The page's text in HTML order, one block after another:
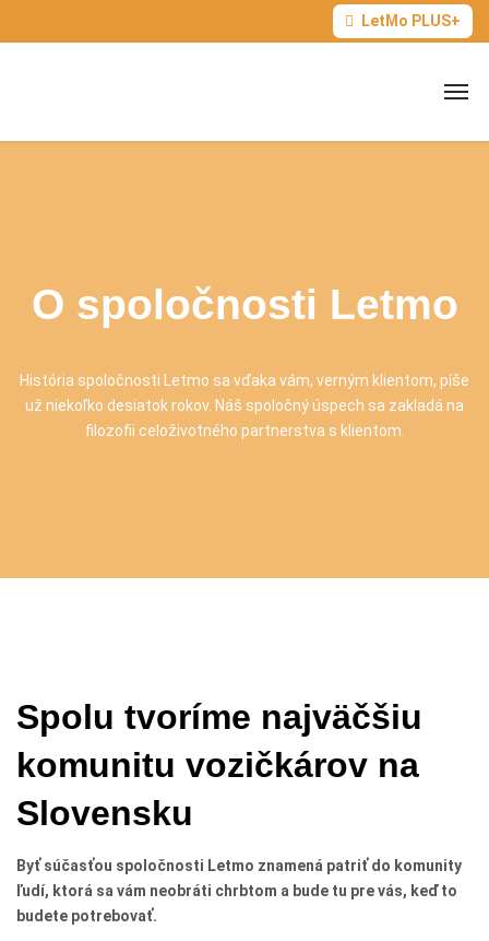
LetMo PLUS+
O spoločnosti Letmo
História spoločnosti Letmo sa vďaka vám, verným klientom, píše
už niekoľko desiatok rokov. Náš spoločný úspech sa zakladá na
filozofii celoživotného partnerstva s klientom.
Spolu tvoríme najväčšiu
komunitu vozičkárov na
Slovensku
Byť súčasťou spoločnosti Letmo znamená patriť do komunity
ľudí, ktorá sa vám neobráti chrbtom a bude tu pre vás, keď to
budete potrebovať.